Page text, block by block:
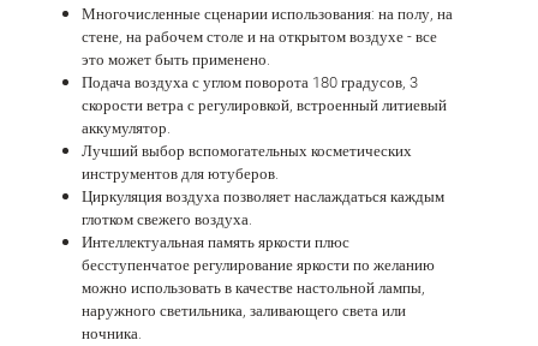
Многочисленные сценарии использования: на полу, на
стене, на рабочем столе и на открытом воздухе - все
это может быть применено.
Подача воздуха с углом поворота 180 градусов, 3
скорости ветра с регулировкой, встроенный литиевый
аккумулятор.
Лучший выбор вспомогательных косметических
инструментов для ютуберов.
Циркуляция воздуха позволяет наслаждаться каждым
глотком свежего воздуха.
Интеллектуальная память яркости плюс
бесступенчатое регулирование яркости по желанию
можно использовать в качестве настольной лампы,
наружного светильника, заливающего света или
ночника.